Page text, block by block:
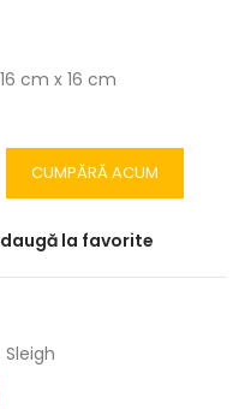
cm x 16 cm
CUMPĂRĂ ACUM
la favorite
Sleigh